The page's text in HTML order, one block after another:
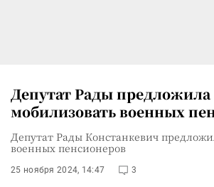
Депутат Рады предложила
мобилизовать военных
Депутат Рады Констанкевич
военных пенсионеров
25 ноября 2024, 14:47 3